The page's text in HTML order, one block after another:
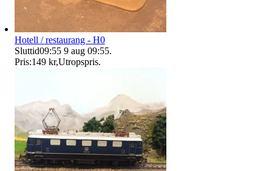
Hotell / restaurang - H0
Sluttid09:55 9 aug 09:55.
Pris:149 kr,Utropspris.